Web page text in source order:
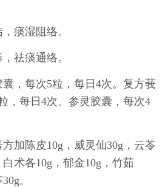
痰湿阻络。
祛痰通络。
每次5粒，每日4次。复方莪
，每日4次。参灵胶囊，每次4
陈皮10g，威灵仙30g，云苓
术各10g，郁金10g，竹茹
。